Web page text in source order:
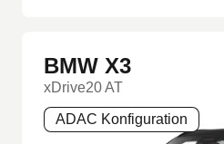
BMW X3
xDrive20 AT
ADAC Konfiguration